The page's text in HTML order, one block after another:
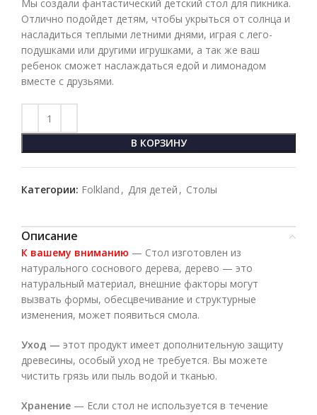
Мы создали фантастический детский стол для пикника.
Отлично подойдет детям, чтобы укрыться от солнца и
насладиться теплыми летними днями, играя с лего-
подушками или другими игрушками, а так же ваш
ребенок сможет наслаждаться едой и лимонадом
вместе с друзьями.
В КОРЗИНУ
Категории: Folkland , Для детей , Столы
Описание
К вашему вниманию — Стол изготовлен из
натурального соснового дерева, дерево — это
натуральный материал, внешние факторы могут
вызвать формы, обесцвечивание и структурные
изменения, может появиться смола.
Уход — этот продукт имеет дополнительную защиту
древесины, особый уход не требуется. Вы можете
чистить грязь или пыль водой и тканью.
Хранение — Если стол не используется в течение